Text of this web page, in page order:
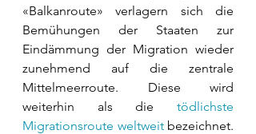
«Balkanroute» verlagern sich die
Bemühungen der Staaten zur
Eindämmung der Migration wieder
zunehmend auf die zentrale
Mittelmeerroute. Diese wird
weiterhin als die tödlichste
Migrationsroute weltweit bezeichnet.